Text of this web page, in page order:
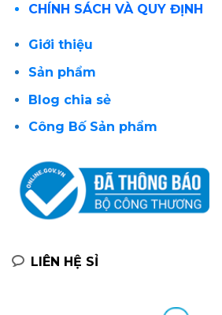
CHÍNH SÁCH VÀ QUY ĐỊNH
Giới thiệu
Sản phẩm
Blog chia sẻ
Công Bố Sản phẩm
LIÊN HỆ SỈ